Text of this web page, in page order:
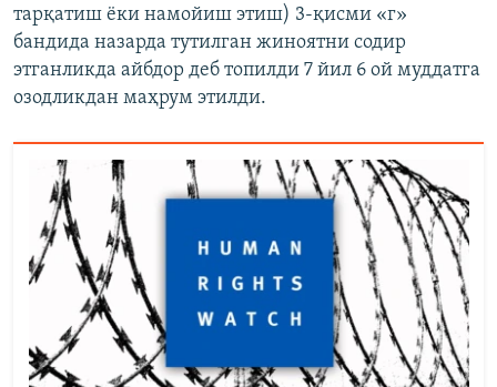
тарқатиш ёки намойиш этиш) 3-қисми «г»
бандида назарда тутилган жиноятни содир
этганликда айбдор деб топилди 7 йил 6 ой муддатга
озодликдан маҳрум этилди.